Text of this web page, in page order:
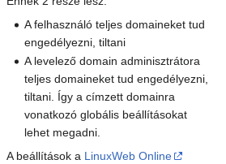
A felhasználó teljes domaineket tud
engedélyezni, tiltani
A levelező domain adminisztrátora
teljes domaineket tud engedélyezni,
tiltani. Így a címzett domainra
vonatkozó globális beállításokat
lehet megadni.
A beállítások a LinuxWeb Online